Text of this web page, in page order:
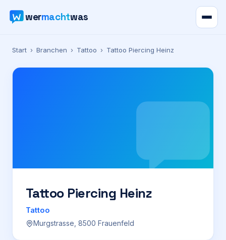
wermachtwas
Verzeichnis
Karte
Preise
Für Firmen
Start › Branchen › Tattoo › Tattoo Piercing Heinz
Tattoo Piercing Heinz
Tattoo
Murgstrasse, 8500 Frauenfeld